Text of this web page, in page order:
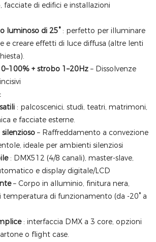
facciate di edifici e installazioni
luminoso di 25°: perfetto per illuminare
e creare effetti di luce diffusa (altre lenti
+ strobo 1–20Hz– Dissolvenze
: palcoscenici, studi, teatri, matrimoni,
e facciate esterne.
– Raffreddamento a convezione
ideale per ambienti silenziosi
: DMX512 (4/8 canali), master-slave,
e display digitale/LCD
– Corpo in alluminio, finitura nera,
di funzionamento (da -20° a
: interfaccia DMX a 3 core, opzioni
o flight case.